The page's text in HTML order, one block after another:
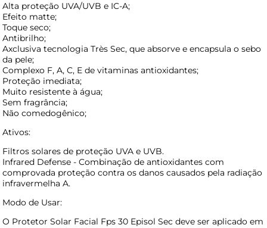
Alta proteção UVA/UVB e IC-A;
Efeito matte;
Toque seco;
Antibrilho;
Axclusiva tecnologia Très Sec, que absorve e encapsula o sebo
da pele;
Complexo F, A, C, E de vitaminas antioxidantes;
Proteção imediata;
Muito resistente à água;
Sem fragrância;
Não comedogênico;
Ativos:
Filtros solares de proteção UVA e UVB.
Infrared Defense - Combinação de antioxidantes com
comprovada proteção contra os danos causados pela radiação
infravermelha A.
Modo de Usar:
O Protetor Solar Facial Fps 30 Episol Sec deve ser aplicado em